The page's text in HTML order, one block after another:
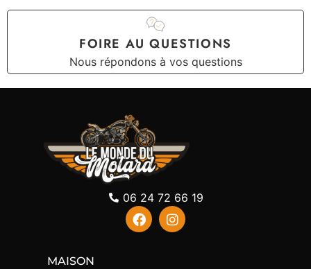
FOIRE AU QUESTIONS
Nous répondons à vos questions
06 24 72 66 19
MAISON